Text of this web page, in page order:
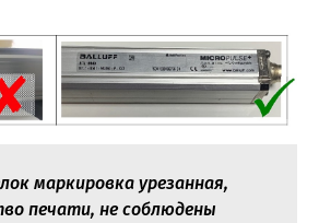
маркировка урезанная,
печати, не соблюдены